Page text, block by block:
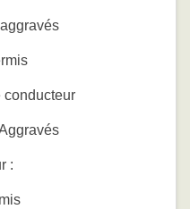
conducteur
: